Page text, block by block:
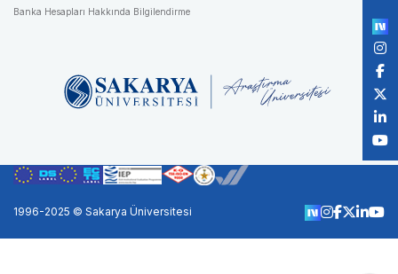
Banka Hesapları Hakkında Bilgilendirme
1996-2025 © Sakarya Üniversitesi